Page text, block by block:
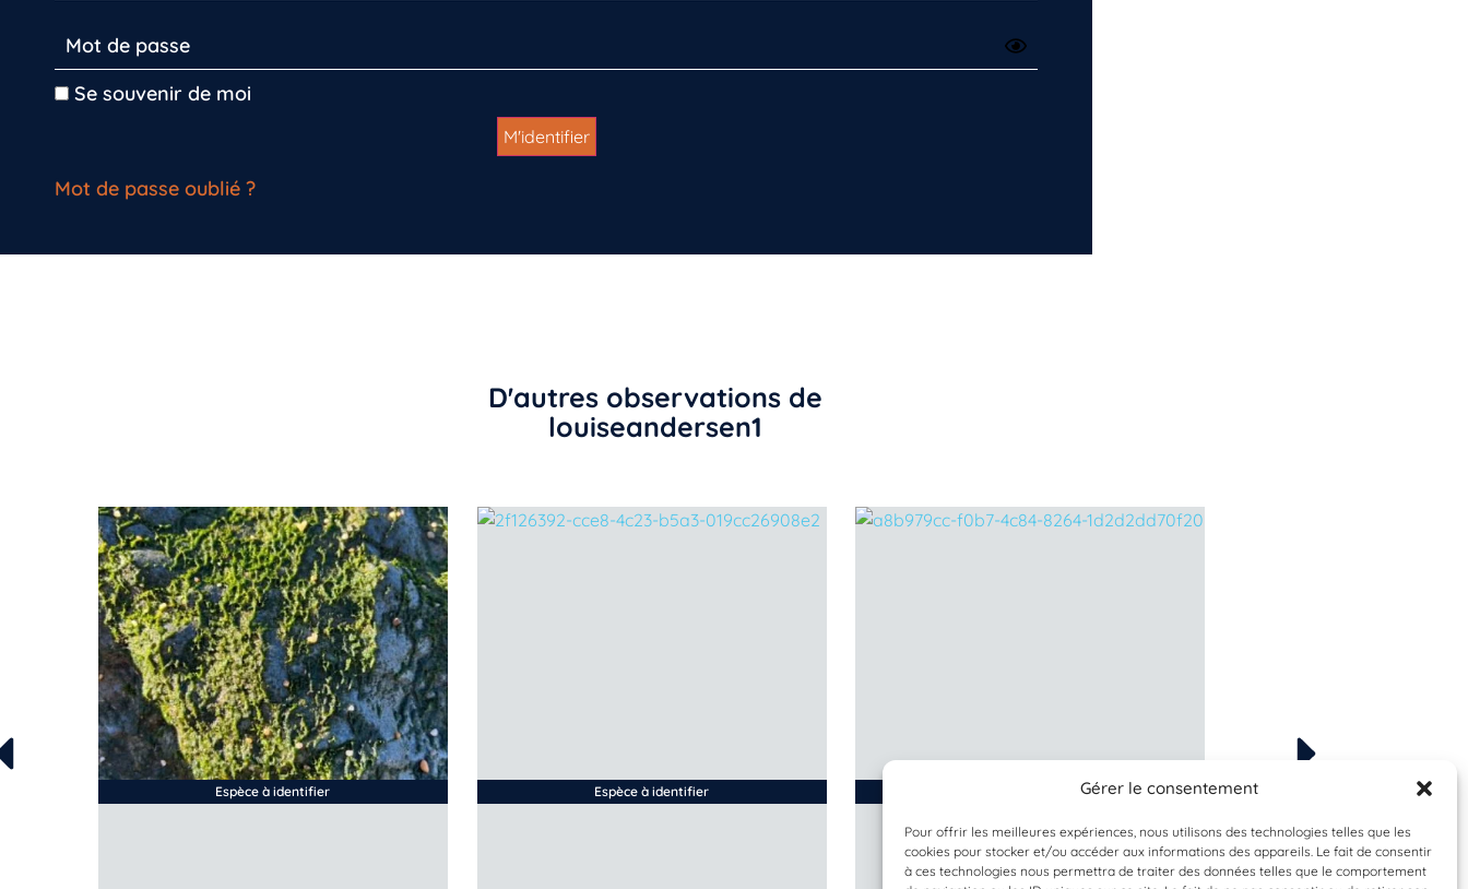
Gérer le consentement
Pour offrir les meilleures expériences, nous utilisons des technologies telles que les
cookies pour stocker et/ou accéder aux informations des appareils. Le fait de consentir
à ces technologies nous permettra de traiter des données telles que le comportement
Se souvenir de moi
Mot de passe oublié ?
D'autres observations de
louiseandersen1
Espèce à identifier Espèce à identifier Espèce à identifier Espèce à identifier